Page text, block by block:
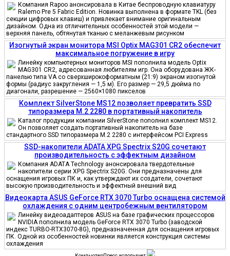
Компания Rapoo анонсировала в Китае беспроводную клавиатуру
Ralemo Pre 5 Fabric Edition. Новинка выполнена в формате TKL (без
секции цифровых клавиш) и привлекает внимание оригинальным
дизайном. Одна из отличительных особенностей этой модели —
верхняя панель, обтянутая тканью с меланжевым рисунком
Изогнутый экран монитора MSI Optix MAG301 CR2 обеспечит
максимальное погружение в игру
Линейку компьютерных мониторов MSI пополнила модель Optix
MAG301 CR2, адресованная любителям игр. Она оборудована ЖК-
панелью типа VA со сверхширокоформатным (21:9) экраном изогнутой
формы (радиус закругления — 1,5 м). Его размер — 29,5 дюйма по
диагонали, разрешение — 2560×1080 пикселов
Комплект SilverStone MS12 позволяет превратить SSD
типоразмера M.2 2280 в портативный накопитель
Каталог продукции компании SilverStone пополнил комплект MS12.
Он позволяет создать портативный накопитель на базе
стандартного SSD типоразмера M.2 2280 с интерфейсом PCI Express
SSD-накопители ADATA XPG Spectrix S20G сочетают
производительность с эффектным дизайном
Компания ADATA Technology анонсировала твердотельные
накопители серии XPG Spectrix S20G. Они предназначены для
оснащения игровых ПК и, как утверждают их создатели, сочетают
высокую производительность и эффектный внешний вид
Видеокарта ASUS GeForce RTX 3070 Turbo оснащена системой
охлаждения с одним центробежным вентилятором
Линейку видеоадаптеров ASUS на базе графических процессоров
NVIDIA пополнила модель GeForce RTX 3070 Turbo (заводской
индекс TURBO-RTX3070-8G), предназначенная для оснащения игровых
ПК. Одной из особенностей новинки является конструкция системы
охлаждения